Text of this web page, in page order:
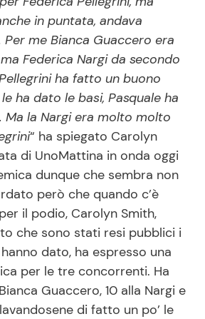
in puntata, andava
me Bianca Guaccero era
Federica Nargi da secondo
ha fatto un buono
ha dato le basi, Pasquale ha
Ma la Nargi era molto molto
“ ha spiegato Carolyn
di UnoMattina in onda oggi
dunque che sembra non
però che quando c’è
il podio, Carolyn Smith,
che sono stati resi pubblici i
dato, ha espresso una
per le tre concorrenti. Ha
Guaccero, 10 alla Nargi e
di fatto un po’ le